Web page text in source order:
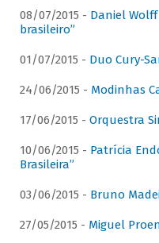
08/07/2015 - Daniel
brasileiro”
01/07/2015 - Duo Cury-
24/06/2015 - Modinhas
17/06/2015 - Orquestra
10/06/2015 - Patrícia
Brasileira”
03/06/2015 - Bruno
27/05/2015 - Miguel